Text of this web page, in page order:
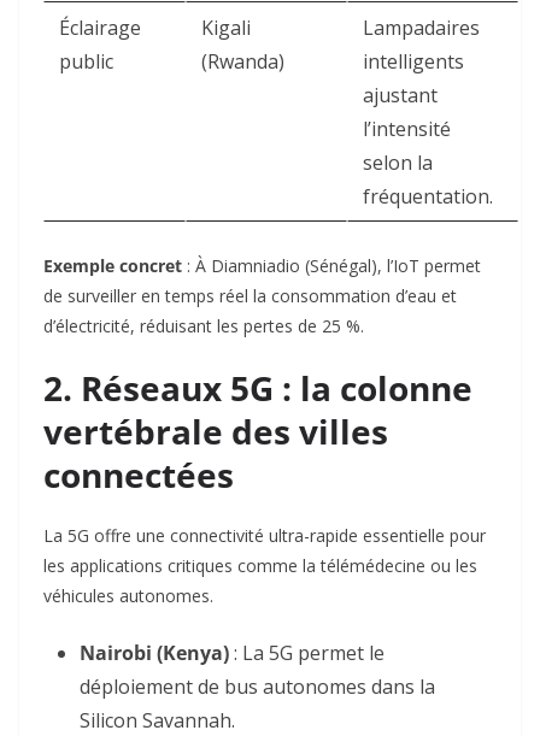
Éclairage
public
Kigali
(Rwanda)
Lampadaires
intelligents
ajustant
l’intensité
selon la
fréquentation.
Exemple concret : À Diamniadio (Sénégal), l’IoT permet
de surveiller en temps réel la consommation d’eau et
d’électricité, réduisant les pertes de 25 %.
2. Réseaux 5G : la colonne
vertébrale des villes
connectées
La 5G offre une connectivité ultra-rapide essentielle pour
les applications critiques comme la télémédecine ou les
véhicules autonomes.
Nairobi (Kenya): La 5G permet le
déploiement de bus autonomes dans la
Silicon Savannah.